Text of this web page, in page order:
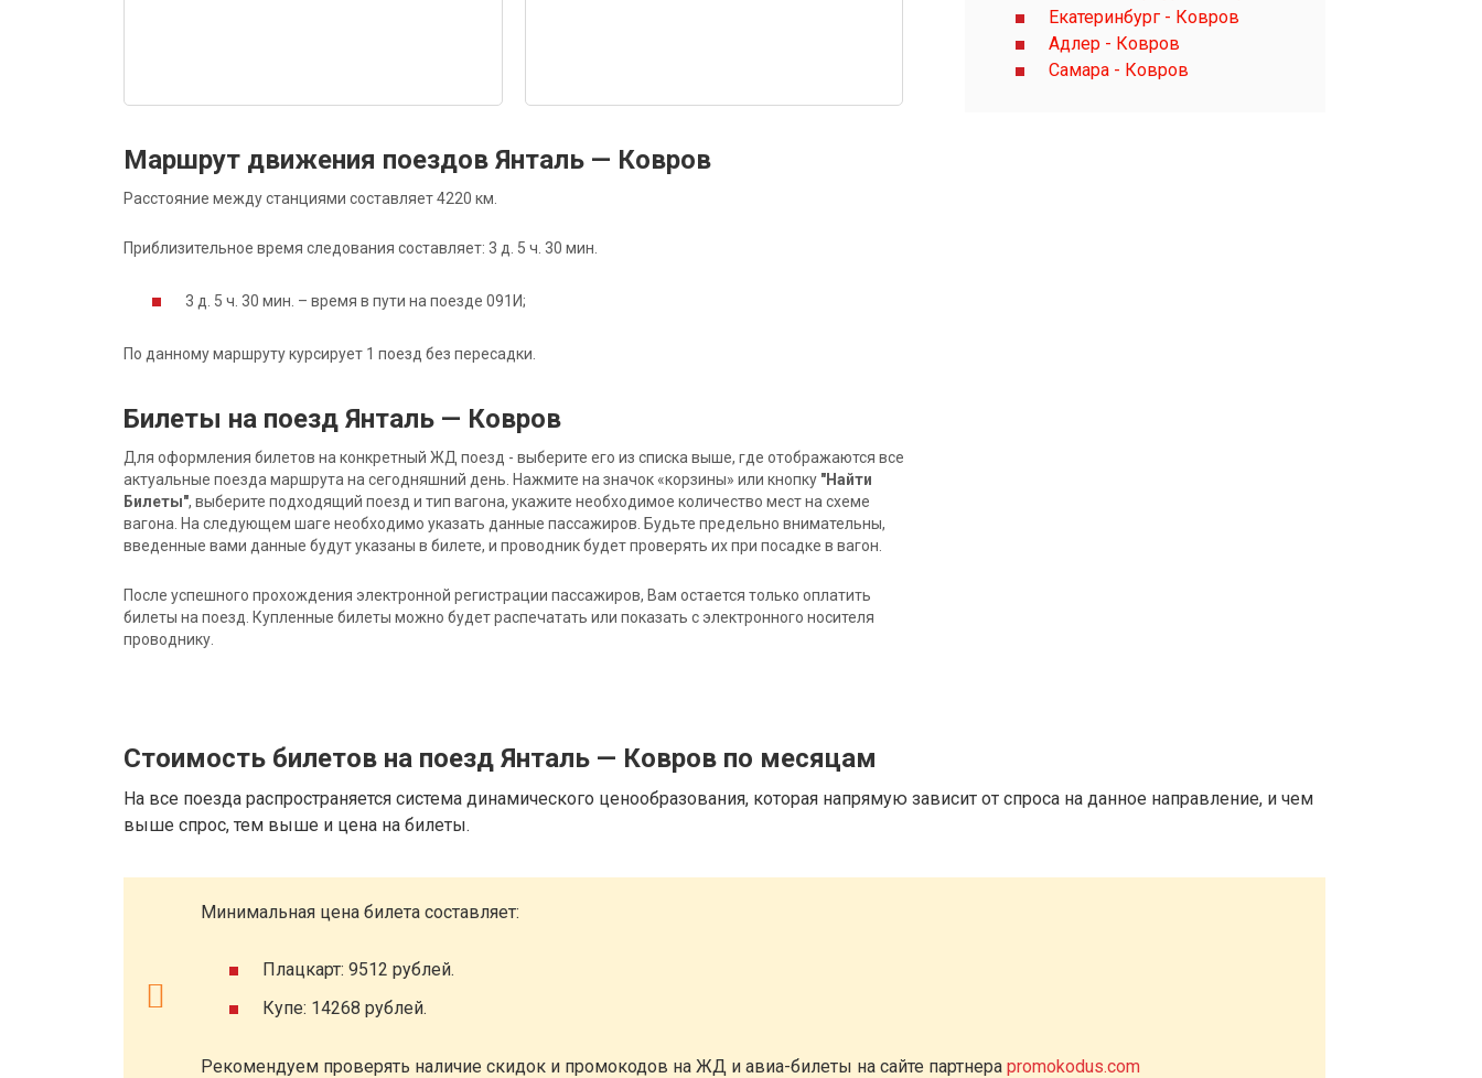
Маршрут движения поездов Янталь — Ковров
Расстояние между станциями составляет 4220 км.
Приблизительное время следования составляет: 3 д. 5 ч. 30 мин.
3 д. 5 ч. 30 мин. – время в пути на поезде 091И;
По данному маршруту курсирует 1 поезд без пересадки.
Билеты на поезд Янталь — Ковров
Для оформления билетов на конкретный ЖД поезд - выберите его из списка выше, где отображаются все
актуальные поезда маршрута на сегодняшний день. Нажмите на значок «корзины» или кнопку "Найти
Билеты", выберите подходящий поезд и тип вагона, укажите необходимое количество мест на схеме
вагона. На следующем шаге необходимо указать данные пассажиров. Будьте предельно внимательны,
введенные вами данные будут указаны в билете, и проводник будет проверять их при посадке в вагон.
После успешного прохождения электронной регистрации пассажиров, Вам остается только оплатить
билеты на поезд. Купленные билеты можно будет распечатать или показать с электронного носителя
проводнику.
Екатеринбург - Ковров
Адлер - Ковров
Самара - Ковров
Стоимость билетов на поезд Янталь — Ковров по месяцам
На все поезда распространяется система динамического ценообразования, которая напрямую зависит от спроса на данное направление, и чем
выше спрос, тем выше и цена на билеты.
Минимальная цена билета составляет:
Плацкарт: 9512 рублей.
Купе: 14268 рублей.
Рекомендуем проверять наличие скидок и промокодов на ЖД и авиа-билеты на сайте партнера promokodus.com